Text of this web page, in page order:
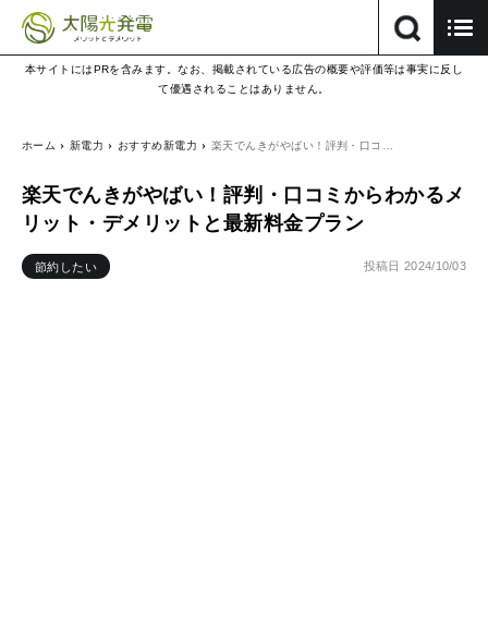
本サイトにはPRを含みます。なお、掲載されている広告の概要や評価等は事実に反し
て優遇されることはありません。
ホーム 新電力 おすすめ新電力 楽天でんきがやばい！評判・口コ…
楽天でんきがやばい！評判・口コミからわかるメ
リット・デメリットと最新料金プラン
節約したい 投稿日 2024/10/03